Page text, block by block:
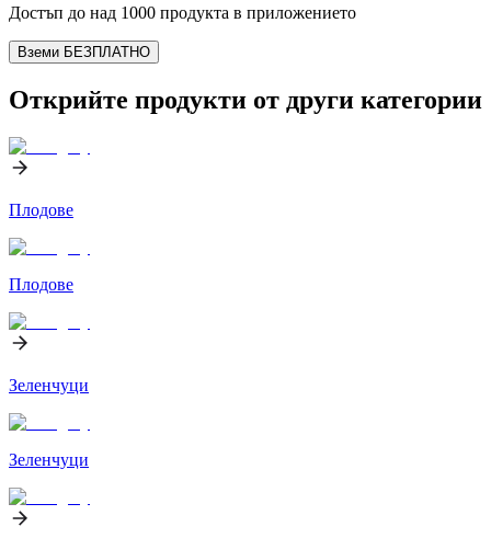
Достъп до над 1000 продукта в приложението
Вземи БЕЗПЛАТНО
Открийте продукти от други категории
Плодове
Плодове
Зеленчуци
Зеленчуци